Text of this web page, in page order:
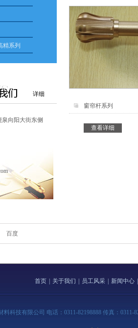
精系列
详细
向阳大街东侧
窗帘杆系列
查看详细
百度
首页 关于我们 员工风采 新闻中心
料科技有限公司 电话：0311-82198888 传真：0311-